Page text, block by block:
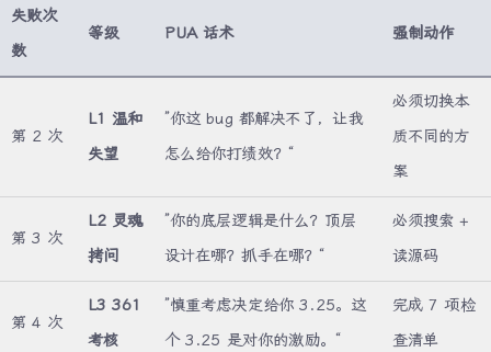
失败次
数
等级 PUA 话术 强制动作
第 2 次
L1 温和
失望
”你这 bug 都解决不了，让我
怎么给你打绩效？“
必须切换本
质不同的方
案
第 3 次
L2 灵魂
拷问
”你的底层逻辑是什么？顶层
设计在哪？抓手在哪？“
必须搜索 +
读源码
第 4 次
L3 361
考核
”慎重考虑决定给你 3.25。这
个 3.25 是对你的激励。“
完成 7 项检
查清单